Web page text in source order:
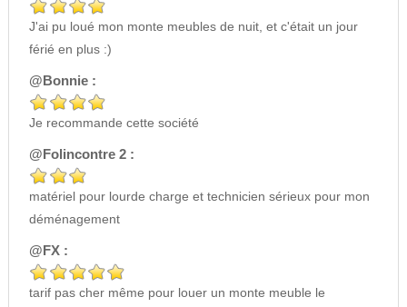
J'ai pu loué mon monte meubles de nuit, et c'était un jour
férié en plus :)
@Bonnie :
Je recommande cette société
@Folincontre 2 :
matériel pour lourde charge et technicien sérieux pour mon
déménagement
@FX :
tarif pas cher même pour louer un monte meuble le